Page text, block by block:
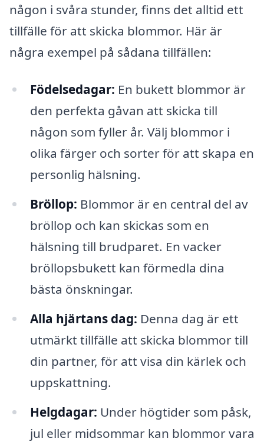
någon i svåra stunder, finns det alltid ett
tillfälle för att skicka blommor. Här är
några exempel på sådana tillfällen:
Födelsedagar: En bukett blommor är
den perfekta gåvan att skicka till
någon som fyller år. Välj blommor i
olika färger och sorter för att skapa en
personlig hälsning.
Bröllop: Blommor är en central del av
bröllop och kan skickas som en
hälsning till brudparet. En vacker
bröllopsbukett kan förmedla dina
bästa önskningar.
Alla hjärtans dag: Denna dag är ett
utmärkt tillfälle att skicka blommor till
din partner, för att visa din kärlek och
uppskattning.
Helgdagar: Under högtider som påsk,
jul eller midsommar kan blommor vara